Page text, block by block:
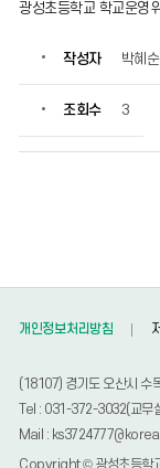
영
의
물
등
조
회
수
정
광성초등학교 학교운영
작성자 박혜순
조회수 3
개인정보처리방침
(18107) 경기도 오산시 수
Tel : 031-372-3032(교
Mail :